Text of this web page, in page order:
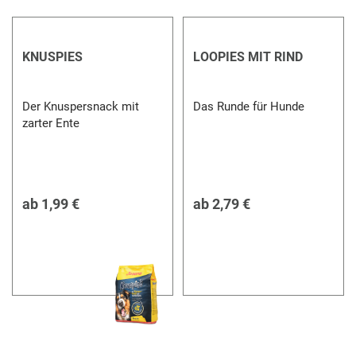
KNUSPIES
Der Knuspersnack mit
zarter Ente
ab 1,99 €
LOOPIES MIT RIND
Das Runde für Hunde
ab2,79 €